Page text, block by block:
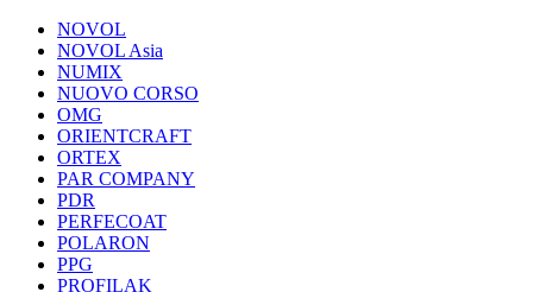
NOVOL
NOVOL Asia
NUMIX
NUOVO CORSO
OMG
ORIENTCRAFT
ORTEX
PAR COMPANY
PDR
PERFECOAT
POLARON
PPG
PROFILAK